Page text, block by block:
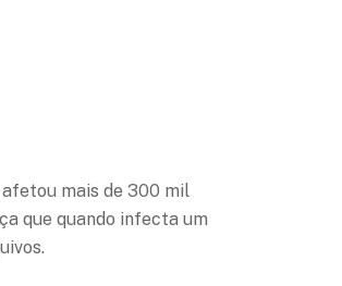
afetou mais de 300 mil
que quando infecta um